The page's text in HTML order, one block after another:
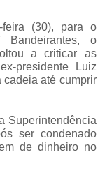
feira (30), para o
Bandeirantes, o
a criticar as
presidente Luiz
cadeia até cumprir
Superintendência
ser condenado
de dinheiro no